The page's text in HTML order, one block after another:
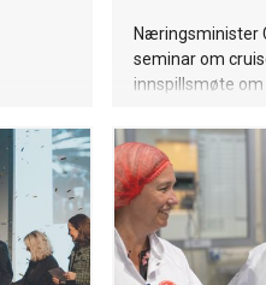
Næringsminister
seminar om
innspillsmøte om
Norges eldste
Arven AS.